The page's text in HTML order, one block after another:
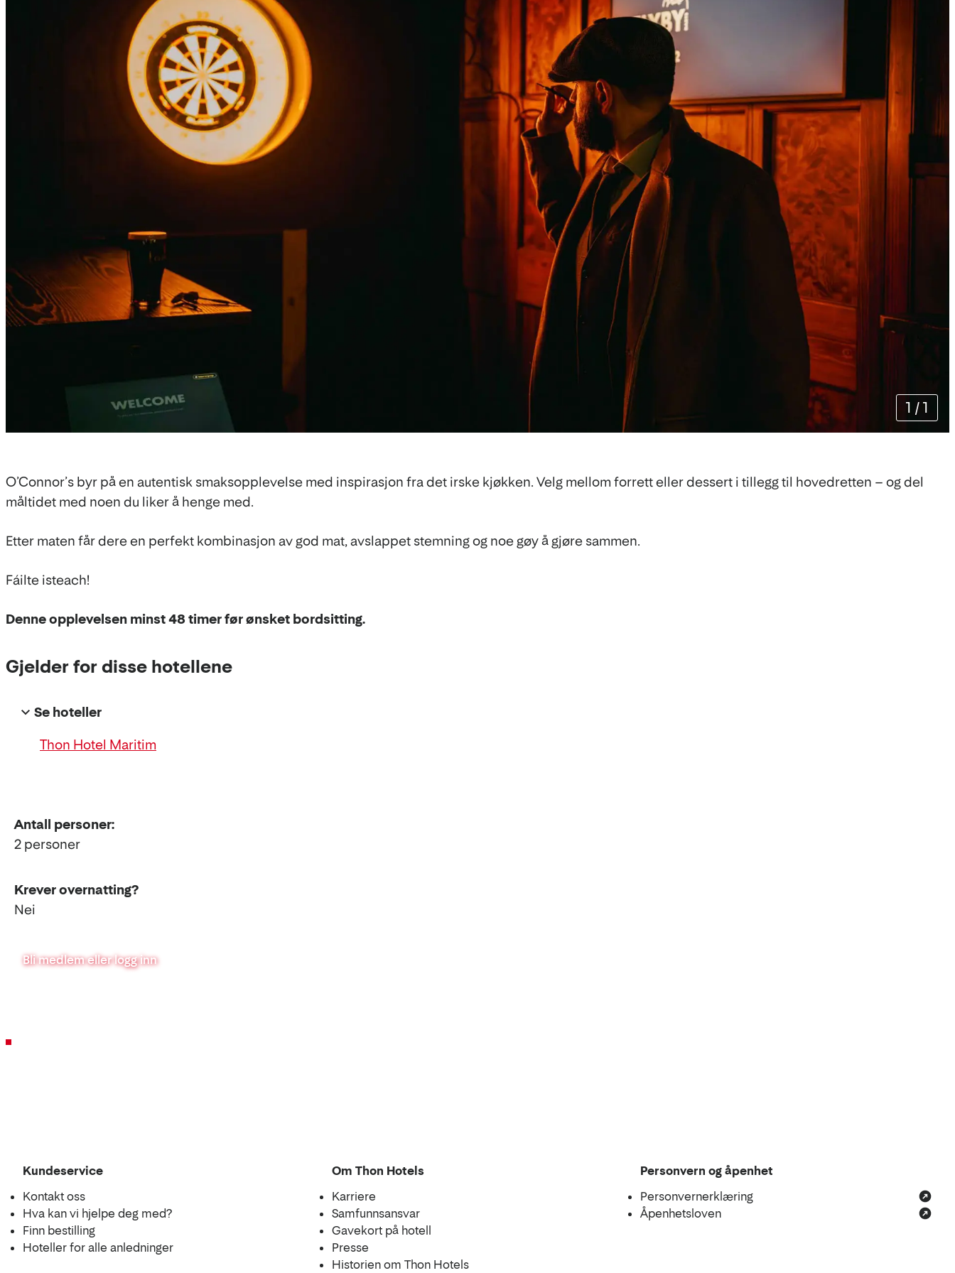
1 / 1
O’Connor’s byr på en autentisk smaksopplevelse med inspirasjon fra det irske kjøkken. Velg mellom forrett eller dessert i tillegg til hovedretten – og del
måltidet med noen du liker å henge med.
Etter maten får dere en perfekt kombinasjon av god mat, avslappet stemning og noe gøy å gjøre sammen.
Fáilte isteach!
Denne opplevelsen minst 48 timer før ønsket bordsitting.
Gjelder for disse hotellene
Se hoteller
Thon Hotel Maritim
Antall personer:
2 personer
Krever overnatting?
Nei
Bli medlem eller logg inn
Kundeservice
Kontakt oss
Hva kan vi hjelpe deg med?
Finn bestilling
Hoteller for alle anledninger
Om Thon Hotels
Karriere
Samfunnsansvar
Gavekort på hotell
Presse
Historien om Thon Hotels
Personvern og åpenhet
Personvernerklæring
Åpenhetsloven